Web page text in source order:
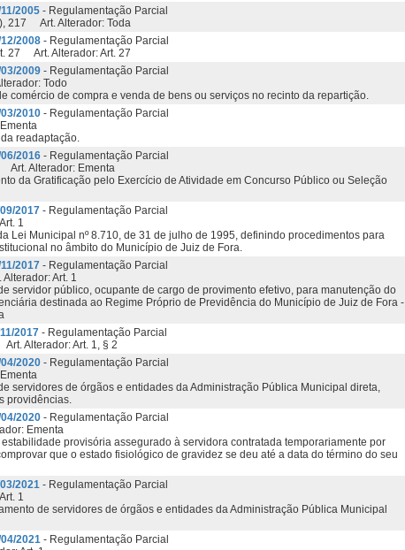
2005- Regulamentação Parcial
217 Art. Alterador: Toda
2008- Regulamentação Parcial
27 Art. Alterador: Art. 27
2009- Regulamentação Parcial
Todo
comércio de compra e venda de bens ou serviços no recinto da repartição.
2010- Regulamentação Parcial
readaptação.
2016- Regulamentação Parcial
Art. Alterador: Ementa
da Gratificação pelo Exercício de Atividade em Concurso Público ou Seleção
2017- Regulamentação Parcial
1
Lei Municipal nº 8.710, de 31 de julho de 1995, definindo procedimentos para
no âmbito do Município de Juiz de Fora.
2017- Regulamentação Parcial
Art. 1
servidor público, ocupante de cargo de provimento efetivo, para manutenção do
destinada ao Regime Próprio de Previdência do Município de Juiz de Fora -
2017- Regulamentação Parcial
Alterador: Art. 1, § 2
2020- Regulamentação Parcial
servidores de órgãos e entidades da Administração Pública Municipal direta,
providências.
2020- Regulamentação Parcial
Ementa
provisória assegurado à servidora contratada temporariamente por
que o estado fisiológico de gravidez se deu até a data do término do seu
2021- Regulamentação Parcial
1
de servidores de órgãos e entidades da Administração Pública Municipal
2021- Regulamentação Parcial